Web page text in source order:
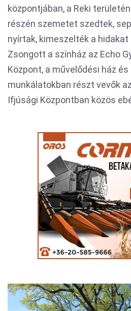
központjában, a Reki
részén szemetet szedtek,
nyírtak, kimeszelték a
Zsongott a színház az Echo
Központ, a művelődési ház és
munkálatokban részt vevők
Ifjúsági Központban közös